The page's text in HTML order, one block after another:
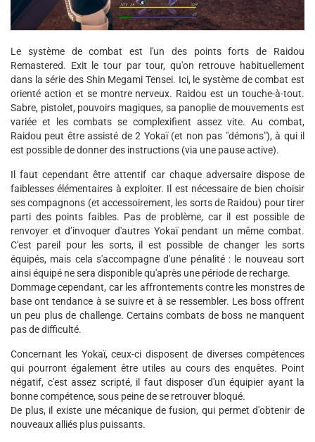
Le système de combat est l'un des points forts de Raidou
Remastered. Exit le tour par tour, qu'on retrouve habituellement
dans la série des Shin Megami Tensei. Ici, le système de combat est
orienté action et se montre nerveux. Raidou est un touche-à-tout.
Sabre, pistolet, pouvoirs magiques, sa panoplie de mouvements est
variée et les combats se complexifient assez vite. Au combat,
Raidou peut être assisté de 2 Yokaï (et non pas "démons"), à qui il
est possible de donner des instructions (via une pause active).
Il faut cependant être attentif car chaque adversaire dispose de
faiblesses élémentaires à exploiter. Il est nécessaire de bien choisir
ses compagnons (et accessoirement, les sorts de Raidou) pour tirer
parti des points faibles. Pas de problème, car il est possible de
renvoyer et d’invoquer d'autres Yokaï pendant un même combat.
C'est pareil pour les sorts, il est possible de changer les sorts
équipés, mais cela s'accompagne d'une pénalité : le nouveau sort
ainsi équipé ne sera disponible qu'après une période de recharge.
Dommage cependant, car les affrontements contre les monstres de
base ont tendance à se suivre et à se ressembler. Les boss offrent
un peu plus de challenge. Certains combats de boss ne manquent
pas de difficulté.
Concernant les Yokaï, ceux-ci disposent de diverses compétences
qui pourront également être utiles au cours des enquêtes. Point
négatif, c'est assez scripté, il faut disposer d'un équipier ayant la
bonne compétence, sous peine de se retrouver bloqué.
De plus, il existe une mécanique de fusion, qui permet d'obtenir de
nouveaux alliés plus puissants.